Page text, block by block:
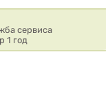
сервиса
1 год